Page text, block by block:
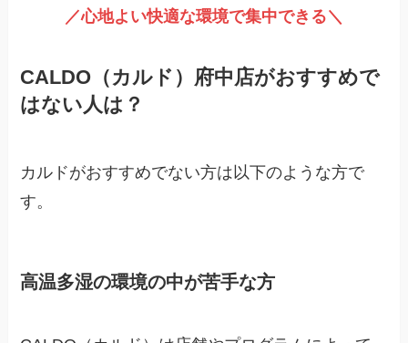
／心地よい快適な環境で集中できる＼
CALDO（カルド）府中店がおすすめで
はない人は？
カルドがおすすめでない方は以下のような方で
す。
高温多湿の環境の中が苦手な方